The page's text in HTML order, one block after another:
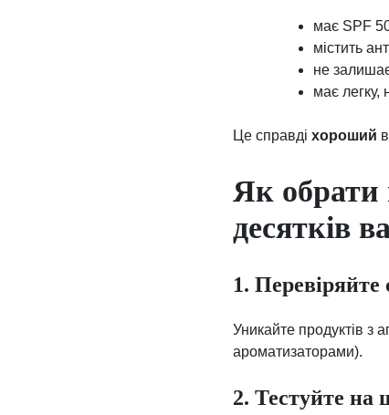
має SPF
містить
не залишає
має легку,
Це справдіхороший
Як обрати
десятків
1. Перевіряйте
Уникайте продуктів
ароматизаторами).
2. Тестуйте на